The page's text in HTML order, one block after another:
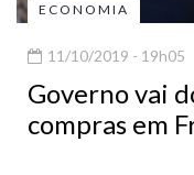
ECONOMIA
11/10/2019 - 19h05
Governo vai
compras em